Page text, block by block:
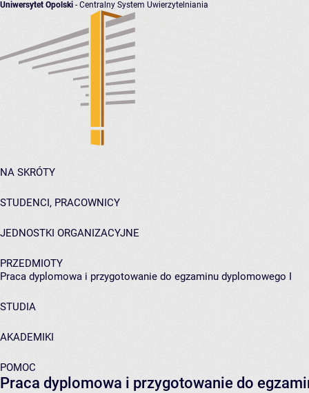
Uniwersytet Opolski - Centralny System Uwierzytelniania
NA SKRÓTY
STUDENCI, PRACOWNICY
JEDNOSTKI ORGANIZACYJNE
PRZEDMIOTY
Praca dyplomowa i przygotowanie do egzaminu dyplomowego I
STUDIA
AKADEMIKI
POMOC
Praca dyplomowa i przygotowanie do